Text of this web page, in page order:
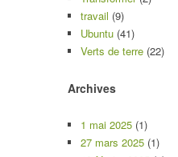
travail (9)
Ubuntu (41)
Verts de terre (22)
Archives
1 mai 2025 (1)
27 mars 2025 (1)